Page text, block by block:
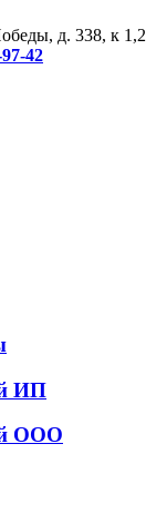
д. 338, к 1,2
42
ИП
ООО